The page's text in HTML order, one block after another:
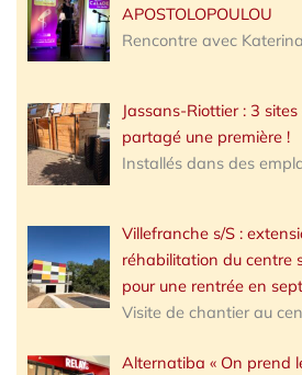
APOSTOLOPOULOU
Rencontre avec
Jassans-Riottier : 3
partagé une première !
Installés dans des
Villefranche s/S :
réhabilitation du centre
pour une rentrée en
Visite de chantier au
Alternatiba « On prend